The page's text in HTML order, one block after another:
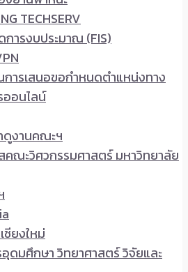
TECHSERV
การงบประมาณ (FIS)
การเสนอขอกำหนดตำแหน่งทาง
ออนไลน์
ดูงานคณะฯ
คณะวิศวกรรมศาสตร์ มหาวิทยาลัย
ชียงใหม่
อุดมศึกษา วิทยาศาสตร์ วิจัยและ